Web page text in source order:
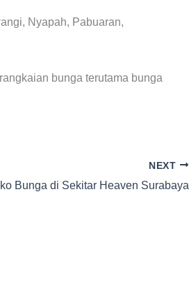
Nyapah, Pabuaran,
bunga terutama bunga
NEXT
Bunga di Sekitar Heaven Surabaya